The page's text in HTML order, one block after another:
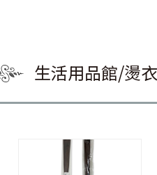
生活用品館/燙